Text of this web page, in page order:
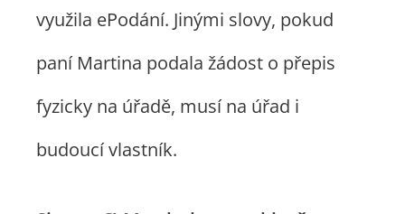
využila ePodání. Jinými slovy, pokud
paní Martina podala žádost o přepis
fyzicky na úřadě, musí na úřad i
budoucí vlastník.